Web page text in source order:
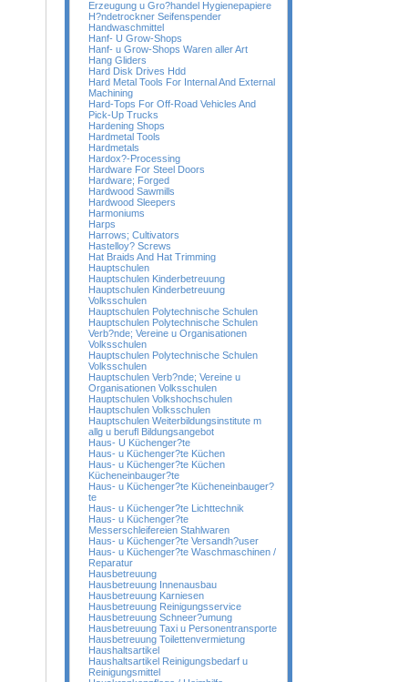
Erzeugung u Gro?handel Hygienepapiere
H?ndetrockner Seifenspender
Handwaschmittel
Hanf- U Grow-Shops
Hanf- u Grow-Shops Waren aller Art
Hang Gliders
Hard Disk Drives Hdd
Hard Metal Tools For Internal And External
Machining
Hard-Tops For Off-Road Vehicles And
Pick-Up Trucks
Hardening Shops
Hardmetal Tools
Hardmetals
Hardox?-Processing
Hardware For Steel Doors
Hardware; Forged
Hardwood Sawmills
Hardwood Sleepers
Harmoniums
Harps
Harrows; Cultivators
Hastelloy? Screws
Hat Braids And Hat Trimming
Hauptschulen
Hauptschulen Kinderbetreuung
Hauptschulen Kinderbetreuung
Volksschulen
Hauptschulen Polytechnische Schulen
Hauptschulen Polytechnische Schulen
Verb?nde; Vereine u Organisationen
Volksschulen
Hauptschulen Polytechnische Schulen
Volksschulen
Hauptschulen Verb?nde; Vereine u
Organisationen Volksschulen
Hauptschulen Volkshochschulen
Hauptschulen Volksschulen
Hauptschulen Weiterbildungsinstitute m
allg u berufl Bildungsangebot
Haus- U Küchenger?te
Haus- u Küchenger?te Küchen
Haus- u Küchenger?te Küchen
Kücheneinbauger?te
Haus- u Küchenger?te Kücheneinbauger?
te
Haus- u Küchenger?te Lichttechnik
Haus- u Küchenger?te
Messerschleifereien Stahlwaren
Haus- u Küchenger?te Versandh?user
Haus- u Küchenger?te Waschmaschinen /
Reparatur
Hausbetreuung
Hausbetreuung Innenausbau
Hausbetreuung Karniesen
Hausbetreuung Reinigungsservice
Hausbetreuung Schneer?umung
Hausbetreuung Taxi u Personentransporte
Hausbetreuung Toilettenvermietung
Haushaltsartikel
Haushaltsartikel Reinigungsbedarf u
Reinigungsmittel